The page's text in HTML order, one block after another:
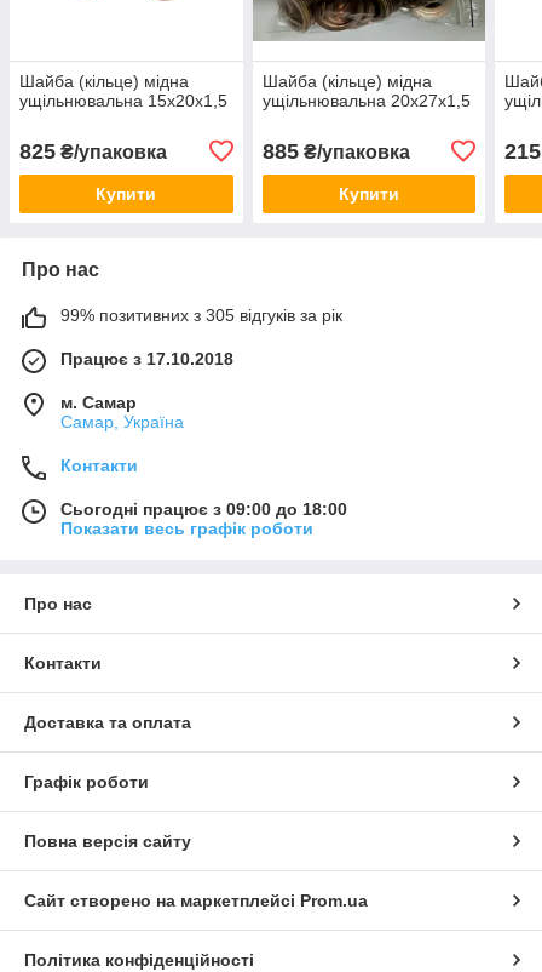
Шайба (кільце) мідна
ущільнювальна 15х20х1,5
825 ₴/упаковка
Купити
Шайба (кільце) мідна
ущільнювальна 20х27х1,5
885₴/упаковка
Купити
215
Про нас
99% позитивних з 305 відгуків за рік
Працює з 17.10.2018
м. Самар
Самар, Україна
Контакти
Сьогодні працює з 09:00 до 18:00
Показати весь графік роботи
Про нас
Контакти
Доставка та оплата
Графік роботи
Повна версія сайту
Сайт створено на маркетплейсі Prom.ua
Політика конфіденційності